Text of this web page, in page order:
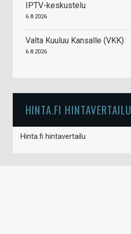
IPTV-keskustelu
6.8.2026
Valta Kuuluu Kansalle (VKK)
6.8.2026
HINTA.FI HINTAVERTAILU
Hinta.fi hintavertailu